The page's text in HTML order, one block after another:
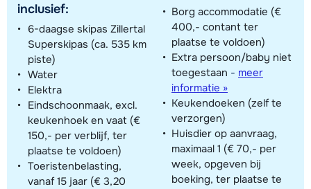
inclusief:
6-daagse skipas Zillertal
Superskipas (ca. 535 km
piste)
Water
Elektra
Eindschoonmaak, excl.
keukenhoek en vaat (€
150,- per verblijf, ter
plaatse te voldoen)
Toeristenbelasting,
vanaf 15 jaar (€ 3,20
Borg accommodatie (€
400,- contant ter
plaatse te voldoen)
Extra persoon/baby niet
toegestaan - meer
informatie »
Keukendoeken (zelf te
verzorgen)
Huisdier op aanvraag,
maximaal 1 (€ 70,- per
week, opgeven bij
boeking, ter plaatse te